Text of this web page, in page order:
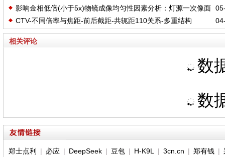
影响金相低倍(小于5x)物镜成像均匀性因素分析：灯源一次像面
位置和大小与物镜参数关系
CTV-不同倍率与焦距-前后截距-共轭距110关系-多重结构
ZEMAX
相关评论
数
数
郑士点利 | 必应 | DeepSeek| 豆包| H-K9L | 3cn.cn | 郑有钱|